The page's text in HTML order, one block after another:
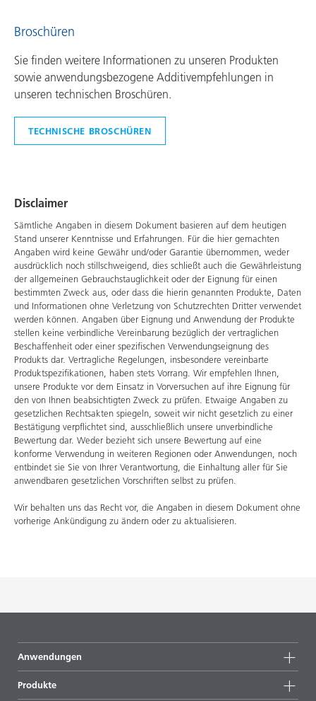
Broschüren
Sie finden weitere Informationen zu unseren Produkten
sowie anwendungsbezogene Additivempfehlungen in
unseren technischen Broschüren.
TECHNISCHE BROSCHÜREN
Disclaimer
Sämtliche Angaben in diesem Dokument basieren auf dem heutigen
Stand unserer Kenntnisse und Erfahrungen. Für die hier gemachten
Angaben wird keine Gewähr und/oder Garantie übernommen, weder
ausdrücklich noch stillschweigend, dies schließt auch die Gewährleistung
der allgemeinen Gebrauchstauglichkeit oder der Eignung für einen
bestimmten Zweck aus, oder dass die hierin genannten Produkte, Daten
und Informationen ohne Verletzung von Schutzrechten Dritter verwendet
werden können. Angaben über Eignung und Anwendung der Produkte
stellen keine verbindliche Vereinbarung bezüglich der vertraglichen
Beschaffenheit oder einer spezifischen Verwendungseignung des
Produkts dar. Vertragliche Regelungen, insbesondere vereinbarte
Produktspezifikationen, haben stets Vorrang. Wir empfehlen Ihnen,
unsere Produkte vor dem Einsatz in Vorversuchen auf ihre Eignung für
den von Ihnen beabsichtigten Zweck zu prüfen. Etwaige Angaben zu
gesetzlichen Rechtsakten spiegeln, soweit wir nicht gesetzlich zu einer
Bestätigung verpflichtet sind, ausschließlich unsere unverbindliche
Bewertung dar. Weder bezieht sich unsere Bewertung auf eine
konforme Verwendung in weiteren Regionen oder Anwendungen, noch
entbindet sie Sie von Ihrer Verantwortung, die Einhaltung aller für Sie
anwendbaren gesetzlichen Vorschriften selbst zu prüfen.
Wir behalten uns das Recht vor, die Angaben in diesem Dokument ohne
vorherige Ankündigung zu ändern oder zu aktualisieren.
Anwendungen
Produkte